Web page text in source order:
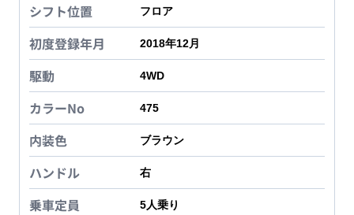
シフト位置 フロア
初度登録年月 2018年12月
駆動 4WD
カラーNo 475
内装色 ブラウン
ハンドル 右
乗車定員 5人乗り